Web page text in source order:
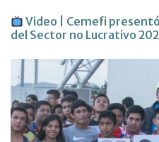
Video | Cemefi
del Sector no Lucrativo